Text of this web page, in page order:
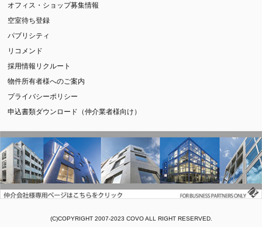
オフィス・ショップ募集情報
空室待ち登録
パブリシティ
リコメンド
採用情報リクルート
物件所有者様へのご案内
プライバシーポリシー
申込書類ダウンロード（仲介業者様向け）
(C)COPYRIGHT 2007-2023 COVO ALL RIGHT RESERVED.